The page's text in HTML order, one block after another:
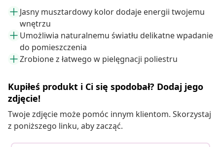
Jasny musztardowy kolor dodaje energii twojemu
wnętrzu
Umożliwia naturalnemu światłu delikatne wpadanie
do pomieszczenia
Zrobione z łatwego w pielęgnacji poliestru
Kupiłeś produkt i Ci się spodobał? Dodaj jego
zdjęcie!
Twoje zdjęcie może pomóc innym klientom. Skorzystaj
z poniższego linku, aby zacząć.